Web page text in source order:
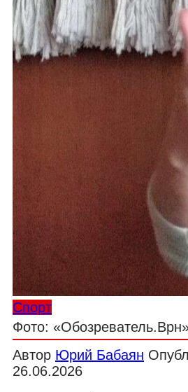
Спорт
Фото:
Автор Юрий Бабаян
26.06.2026